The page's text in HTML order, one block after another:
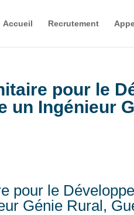
Accueil Recrutement
pour le
un Ingénieur
pour le
Génie Rural,